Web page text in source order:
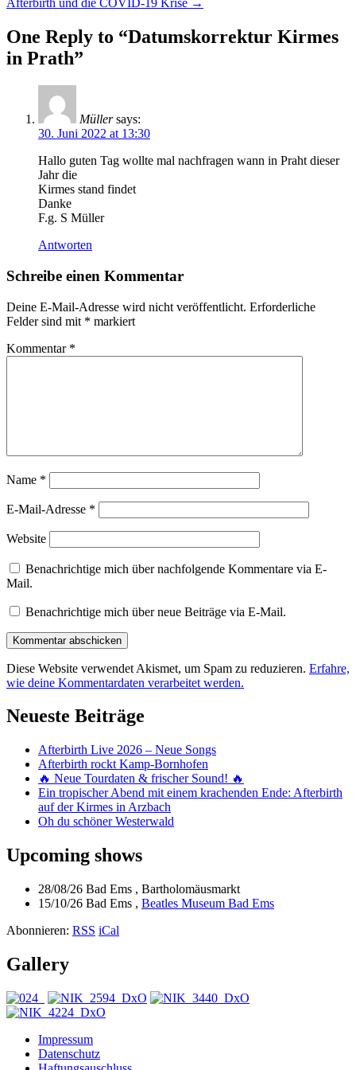
Afterbirth und die COVID-19 Krise →
One Reply to “Datumskorrektur Kirmes
in Prath”
Müller says:
30. Juni 2022 at 13:30
Hallo guten Tag wollte mal nachfragen wann in Praht dieser
Jahr die
Kirmes stand findet
Danke
F.g. S Müller
Antworten
Schreibe einen Kommentar
Deine E-Mail-Adresse wird nicht veröffentlicht. Erforderliche
Felder sind mit * markiert
Kommentar *
Name *
E-Mail-Adresse *
Website
Benachrichtige mich über nachfolgende Kommentare via E-
Mail.
Benachrichtige mich über neue Beiträge via E-Mail.
Diese Website verwendet Akismet, um Spam zu reduzieren. Erfahre,
wie deine Kommentardaten verarbeitet werden.
Neueste Beiträge
Afterbirth Live 2026 – Neue Songs
Afterbirth rockt Kamp-Bornhofen
🔥 Neue Tourdaten & frischer Sound! 🔥
Ein tropischer Abend mit einem krachenden Ende: Afterbirth
auf der Kirmes in Arzbach
Oh du schöner Westerwald
Upcoming shows
28/08/26 Bad Ems , Bartholomäusmarkt
15/10/26 Bad Ems , Beatles Museum Bad Ems
Abonnieren: RSS iCal
Gallery
Impressum
Datenschutz